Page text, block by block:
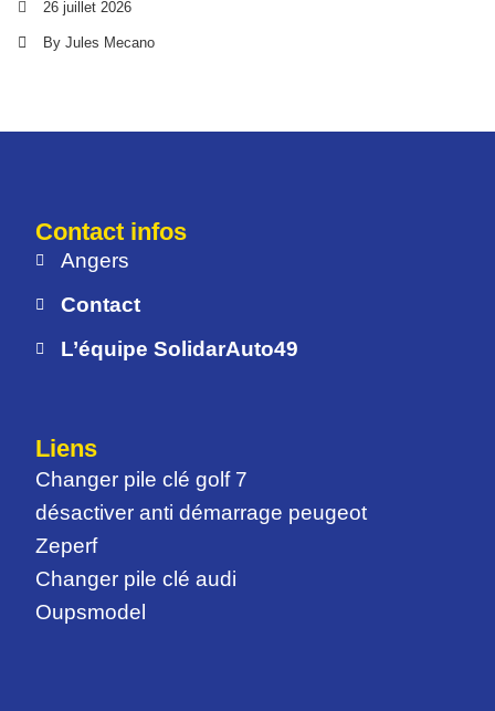
26 juillet 2026
By Jules Mecano
Contact infos
Angers
Contact
L’équipe SolidarAuto49
Liens
Changer pile clé golf 7
désactiver anti démarrage peugeot
Zeperf
Changer pile clé audi
Oupsmodel